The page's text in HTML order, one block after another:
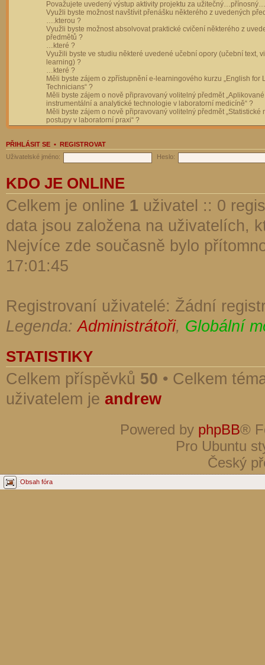
Považujete uvedený výstup aktivity projektu za
Využli byste možnost navštívit přenášku některého z uvedených
….kterou ?
Využli byste možnost absolvovat praktické cvičení některého z
předmětů ?
…které ?
Využili byste ve studiu některé uvedené učební opory (učební text,
learning) ?
…které ?
Měli byste zájem o zpřístupnění e-learningového kurzu „English for
Technicians“ ?
Měli byste zájem o nově připravovaný volitelný předmět „Aplikované
instrumentální a analytické technologie v laboratorní medicíně“ ?
Měli byste zájem o nově připravovaný volitelný předmět „Statistické
postupy v laboratorní praxi“ ?
PŘIHLÁSIT SE • REGISTROVAT
Uživatelské jméno:
Heslo:
KDO JE ONLINE
Celkem je online 1 uživatel :: 0
data jsou založena na uživatelích,
Nejvíce zde současně bylo
17:01:45
Registrovaní uživatelé: Žádní
Legenda:Administrátoři, Globální
STATISTIKY
Celkem příspěvků 50 • Celkem
uživatelem je andrew
Powered by phpBB®
Pro Ubuntu
Český
Obsah fóra